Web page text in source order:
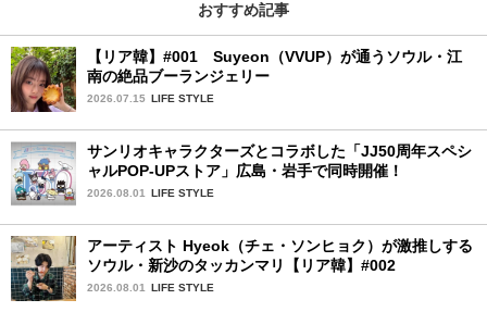
おすすめ記事
【リア韓】#001 Suyeon（VVUP）が通うソウル・江
南の絶品ブーランジェリー
2026.07.15 LIFE STYLE
サンリオキャラクターズとコラボした「JJ50周年スペシ
ャルPOP-UPストア」広島・岩手で同時開催！
2026.08.01 LIFE STYLE
アーティスト Hyeok（チェ・ソンヒョク）が激推しする
ソウル・新沙のタッカンマリ【リア韓】#002
2026.08.01 LIFE STYLE